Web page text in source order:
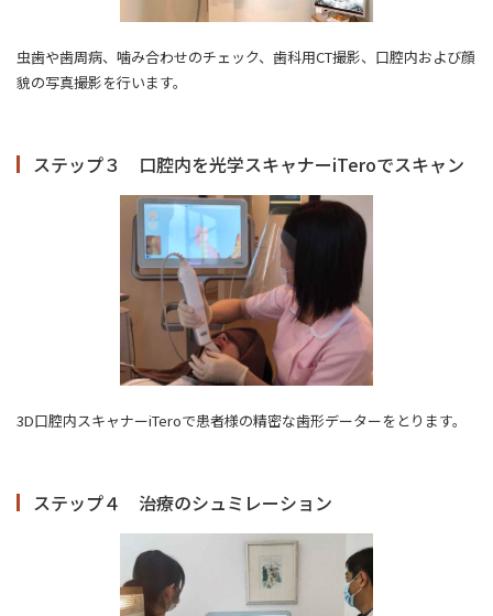
虫歯や歯周病、噛み合わせのチェック、歯科用CT撮影、口腔内および顔
貌の写真撮影を行います。
ステップ３ 口腔内を光学スキャナーiTeroでスキャン
3D口腔内スキャナーiTeroで患者様の精密な歯形データーをとります。
ステップ４ 治療のシュミレーション